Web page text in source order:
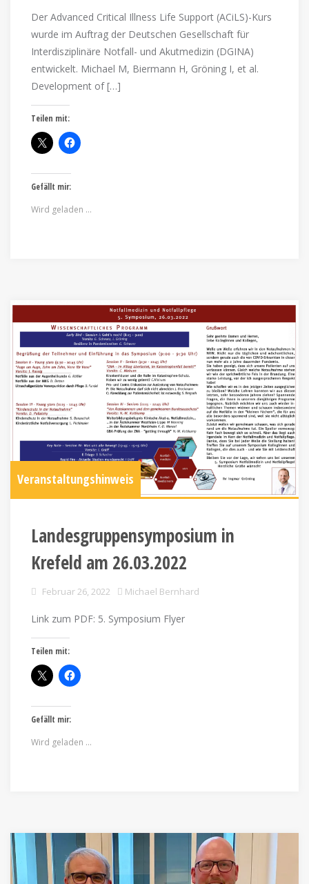
Der Advanced Critical Illness Life Support (ACiLS)-Kurs
wurde im Auftrag der Deutschen Gesellschaft für
Interdisziplinäre Notfall- und Akutmedizin (DGINA)
entwickelt. Michael M, Biermann H, Gröning I, et al.
Development of […]
Teilen mit:
Gefällt mir:
Wird geladen …
Veranstaltungshinweis
Landesgruppensymposium in
Krefeld am 26.03.2022
Februar 26, 2022 Michael Bernhard
Link zum PDF: 5. Symposium Flyer
Teilen mit:
Gefällt mir:
Wird geladen …